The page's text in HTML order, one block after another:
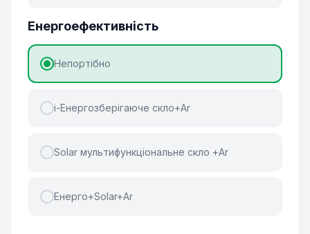
Енергоефективність
Непортібно
і-Енергозберігаюче скло+Ar
Solar мультифункціональне скло +Ar
Енерго+Solar+Ar